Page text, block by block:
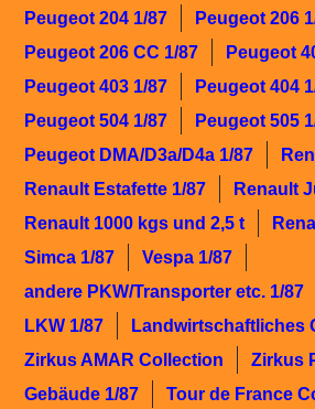
Peugeot 204 1/87
Peugeot 206
Peugeot 206 CC 1/87
Peugeot
Peugeot 403 1/87
Peugeot 404
Peugeot 504 1/87
Peugeot 505
Peugeot DMA/D3a/D4a 1/87
Renault Estafette 1/87
Renault
Renault 1000 kgs und 2,5 t
Simca 1/87
Vespa 1/87
andere PKW/Transporter etc. 1/87
LKW 1/87
Landwirtschaftliches
Zirkus AMAR Collection
Zirkus
Gebäude 1/87
Tour de France